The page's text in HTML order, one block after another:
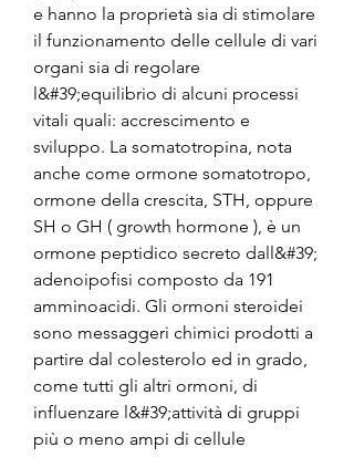
e hanno la proprietà sia di stimolare
il funzionamento delle cellule di vari
organi sia di regolare
l&#39;equilibrio di alcuni processi
vitali quali: accrescimento e
sviluppo. La somatotropina, nota
anche come ormone somatotropo,
ormone della crescita, STH, oppure
SH o GH ( growth hormone ), è un
ormone peptidico secreto dall&#39;
adenoipofisi composto da 191
amminoacidi. Gli ormoni steroidei
sono messaggeri chimici prodotti a
partire dal colesterolo ed in grado,
come tutti gli altri ormoni, di
influenzare l&#39;attività di gruppi
più o meno ampi di cellule